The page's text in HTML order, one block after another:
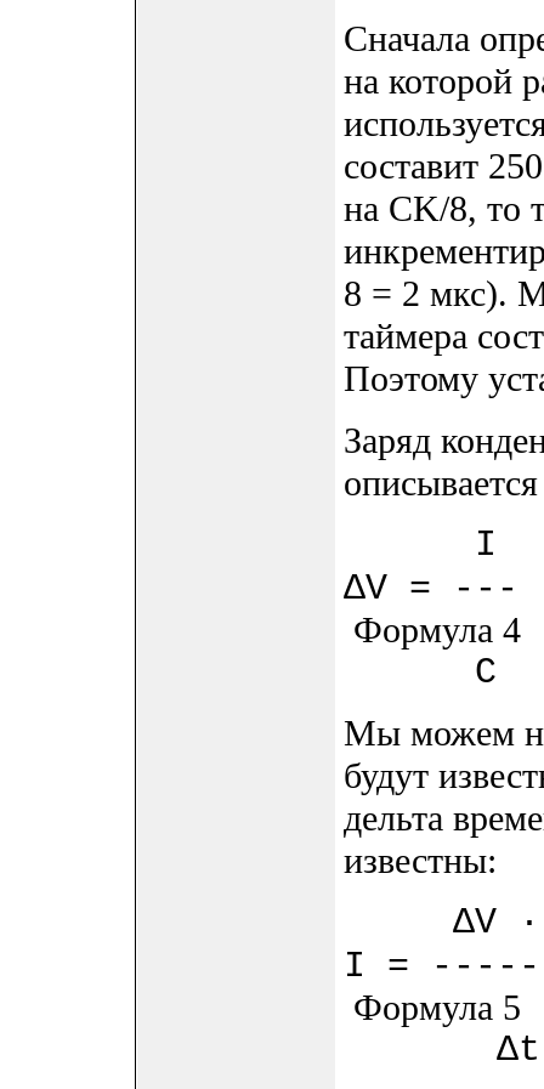
Сначала
на которой
составит
на CK/8, то
8 = 2 мкс).
таймера
Поэтому
Заряд
I
ΔV = ---
Формула 4
C
Мы можем
будут
дельта
известны:
ΔV ·
I =
Формула 5
Δt